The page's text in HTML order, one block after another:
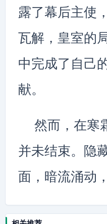
露了幕后主使
瓦解，皇室的
中完成了自己
献。
然而，在寒
并未结束。隐
面，暗流涌动